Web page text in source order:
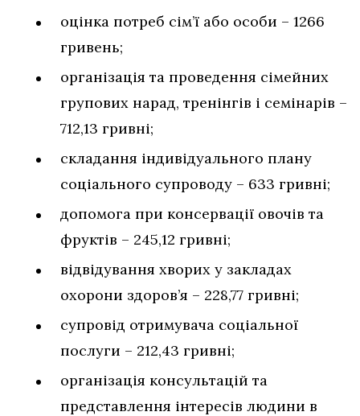
оцінка потреб сім’ї або особи – 1266
гривень;
організація та проведення сімейних
групових нарад, тренінгів і семінарів –
712,13 гривні;
складання індивідуального плану
соціального супроводу – 633 гривні;
допомога при консервації овочів та
фруктів – 245,12 гривні;
відвідування хворих у закладах
охорони здоров’я – 228,77 гривні;
супровід отримувача соціальної
послуги – 212,43 гривні;
організація консультацій та
представлення інтересів людини в